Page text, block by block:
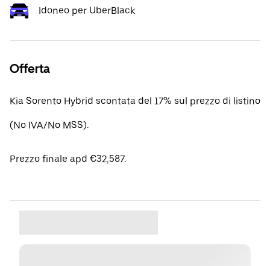
Idoneo per UberBlack
Offerta
Kia Sorento Hybrid scontata del 17% sul prezzo di listino
(No IVA/No MSS).
Prezzo finale apd €32,587.